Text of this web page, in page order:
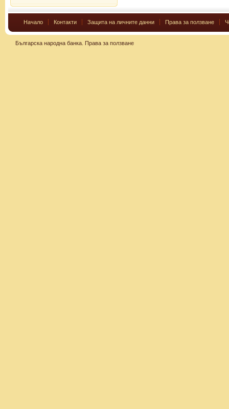
Начало Контакти Защита на личните данни Права за ползване
Българска народна банка. Права за ползване